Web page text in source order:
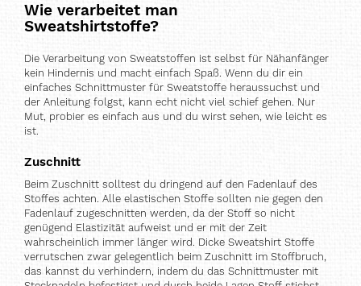
Wie verarbeitet man
Sweatshirtstoffe?
Die Verarbeitung von Sweatstoffen ist selbst für Nähanfänger
kein Hindernis und macht einfach Spaß. Wenn du dir ein
einfaches Schnittmuster für Sweatstoffe heraussuchst und
der Anleitung folgst, kann echt nicht viel schief gehen. Nur
Mut, probier es einfach aus und du wirst sehen, wie leicht es
ist.
Zuschnitt
Beim Zuschnitt solltest du dringend auf den Fadenlauf des
Stoffes achten. Alle elastischen Stoffe sollten nie gegen den
Fadenlauf zugeschnitten werden, da der Stoff so nicht
genügend Elastizität aufweist und er mit der Zeit
wahrscheinlich immer länger wird. Dicke Sweatshirt Stoffe
verrutschen zwar gelegentlich beim Zuschnitt im Stoffbruch,
das kannst du verhindern, indem du das Schnittmuster mit